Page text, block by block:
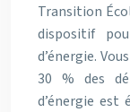
Transition
dispositif
d’énergie.
30 % des
d’énergie est